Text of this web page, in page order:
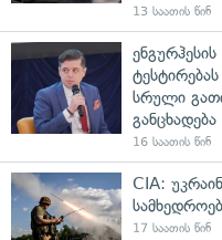
13 საათის წინ
სრული
განცხადება
16 საათის წინ
CIA:
17 საათის წინ